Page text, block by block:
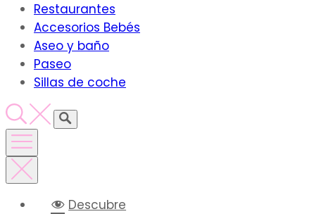
Restaurantes
Accesorios Bebés
Aseo y baño
Paseo
Sillas de coche
Descubre